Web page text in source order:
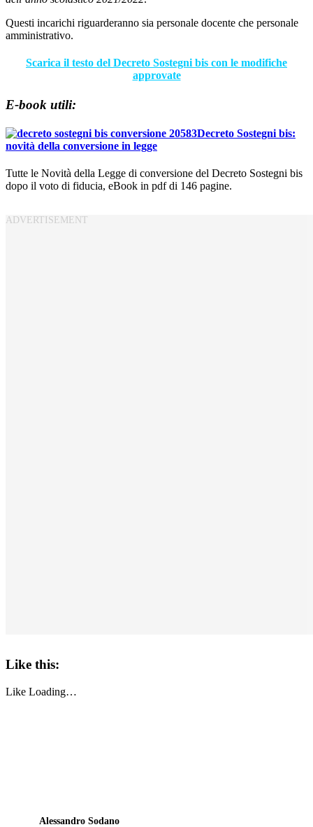
Questi incarichi riguarderanno sia personale docente che personale
amministrativo.
Scarica il testo del Decreto Sostegni bis con le modifiche
approvate
E-book utili:
Decreto Sostegni bis:
novità della conversione in legge
Tutte le Novità della Legge di conversione del Decreto Sostegni bis
dopo il voto di fiducia, eBook in pdf di 146 pagine.
Like this:
Like Loading…
Alessandro Sodano